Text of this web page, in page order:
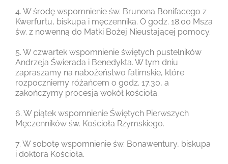
4. W środę wspomnienie św. Brunona Bonifacego z
Kwerfurtu, biskupa i męczennika. O godz. 18.00 Msza
św. z nowenną do Matki Bożej Nieustającej pomocy.
5. W czwartek wspomnienie świętych pustelników
Andrzeja Świerada i Benedykta. W tym dniu
zapraszamy na nabożeństwo fatimskie, które
rozpoczniemy różańcem o godz. 17.30, a
zakończymy procesją wokół kościoła.
6. W piątek wspomnienie Świętych Pierwszych
Męczenników św. Kościoła Rzymskiego.
7. W sobotę wspomnienie św. Bonawentury, biskupa
i doktora Kościoła.